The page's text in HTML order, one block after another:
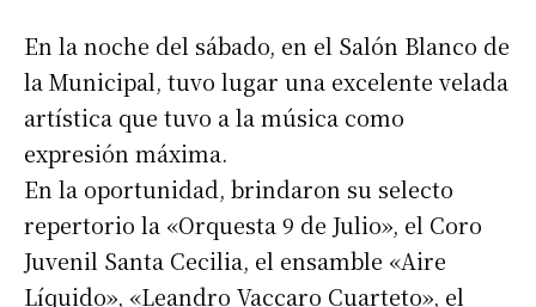
En la noche del sábado, en el Salón Blanco de
la Municipal, tuvo lugar una excelente velada
artística que tuvo a la música como
expresión máxima.
En la oportunidad, brindaron su selecto
repertorio la «Orquesta 9 de Julio», el Coro
Juvenil Santa Cecilia, el ensamble «Aire
Líquido», «Leandro Vaccaro Cuarteto», el